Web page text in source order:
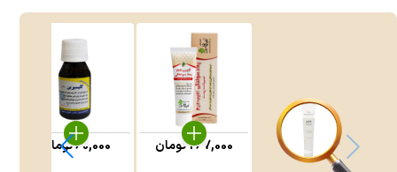
267,000تومان 60,000تومان